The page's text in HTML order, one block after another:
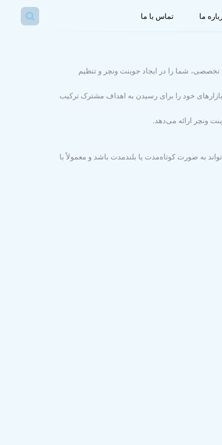
ما تماس با ما
شما را در ایجاد جوینت ونچر و تنظیم
خود را برای رسیدن به اهداف مشترک ترکیب
ونچر ارائه می‌دهد.
به صورت کوتاه‌مدت یا بلندمدت باشد و معمولاً با